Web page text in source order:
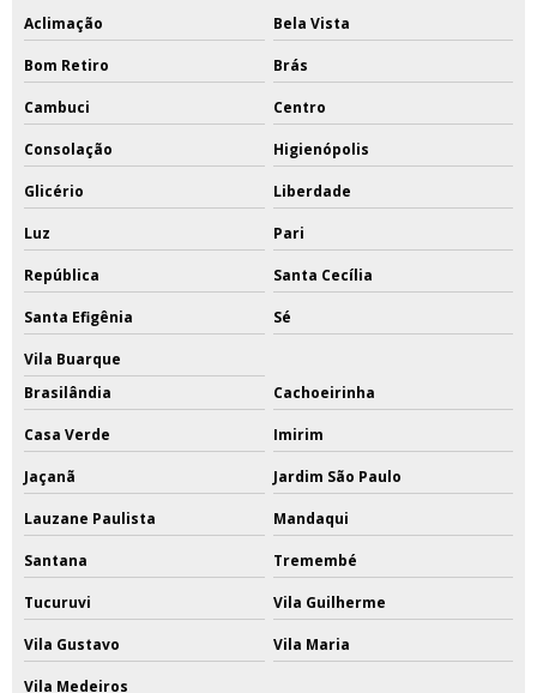
Aclimação Bela Vista
Bom Retiro Brás
Cambuci Centro
Consolação Higienópolis
Glicério Liberdade
Luz Pari
República Santa Cecília
Santa Efigênia Sé
Vila Buarque
Brasilândia
Cachoeirinha
Casa Verde Imirim
Jaçanã Jardim São Paulo
Lauzane Paulista Mandaqui
Santana Tremembé
Tucuruvi Vila Guilherme
Vila Gustavo Vila Maria
Vila Medeiros